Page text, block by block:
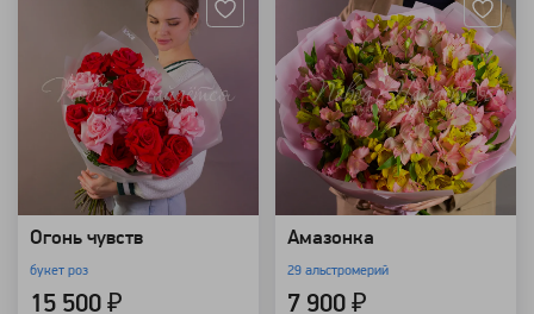
Огонь чувств
букет роз
15 500 ₽
Амазонка
29 альстромерий
7 900 ₽